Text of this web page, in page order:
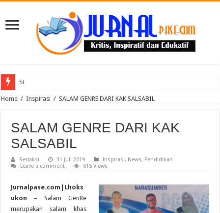
Sinergi Bareng TNI/Pol
Home / Inspirasi / SALAM GENRE DARI KAK SALSABIL
SALAM GENRE DARI KAK
SALSABIL
Redaksi 31 Juli 2019 Inspirasi, News, Pendidikan
Leave a comment
515 Views
Jurnalpase.com|Lhoks
ukon – Salam GenRe
merupakan salam khas